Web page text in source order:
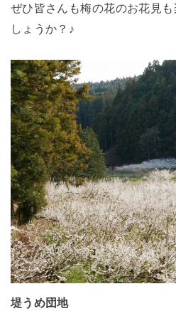
ぜひ皆さんも梅の花のお花見
しょうか？♪
堤うめ団地